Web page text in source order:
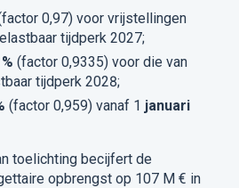
0,97) voor vrijstellingen
tijdperk 2027;
(factor 0,9335) voor die van
tijdperk 2028;
(factor 0,959) vanaf 1 januari
toelichting becijfert de
opbrengst op 107 M € in